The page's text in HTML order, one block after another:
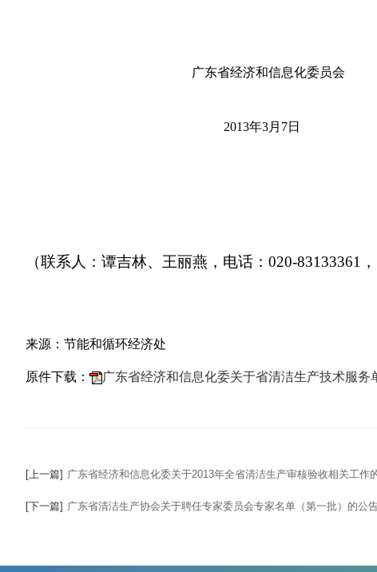
广东省经济和信息化委员会
2013年3月7日
（联系人：谭吉林、王丽燕，电话：020-83133361
来源：节能和循环经济处
原件下载： 广东省经济和信息化委关于省清洁生产技术服
[上一篇] 广东省经济和信息化委关于2013年全省清洁生产审核验收相关工作
[下一篇] 广东省清洁生产协会关于聘任专家委员会专家名单（第一批）的公